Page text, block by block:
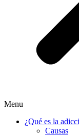
Menu
¿Qué es la
Causas